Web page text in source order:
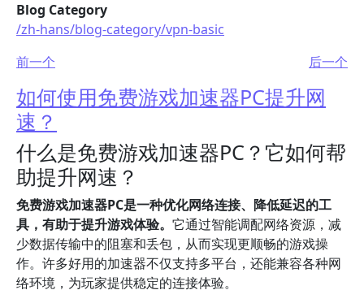
Blog Category
/zh-hans/blog-category/vpn-basic
前一个
后一个
如何使用免费游戏加速器PC提升网
速？
什么是免费游戏加速器PC？它如何帮
助提升网速？
免费游戏加速器PC是一种优化网络连接、降低延迟的工
具，有助于提升游戏体验。 它通过智能调配网络资源，减
少数据传输中的阻塞和丢包，从而实现更顺畅的游戏操
作。许多好用的加速器不仅支持多平台，还能兼容各种网
络环境，为玩家提供稳定的连接体验。